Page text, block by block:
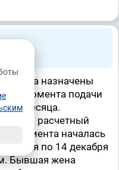
суда назначены
С момента подачи
1,5 месяца.
в расчетный
момента началась
по 14 декабря
Бывшая жена